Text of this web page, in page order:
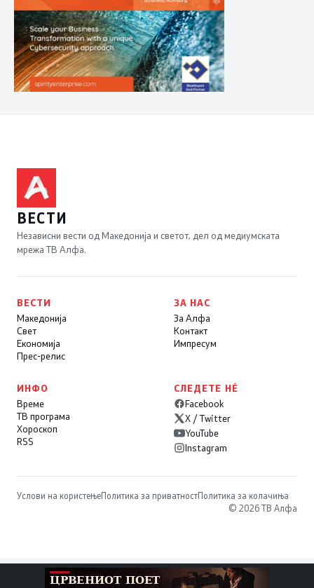
ВЕСТИ
Независни вести од Македонија и светот, дел од медиумската
мрежа ТВ Алфа.
ВЕСТИ
Македонија
Свет
Економија
Прес-релис
ЗА НАС
За Алфа
Контакт
Импресум
ИНФО
Време
ТВ програма
Хороскоп
RSS
СЛЕДЕТЕ НÉ
Facebook
X / Twitter
YouTube
Instagram
Услови на користењеПолитика за приватностПолитика за колачиња
© 2026 ТВ Алфа